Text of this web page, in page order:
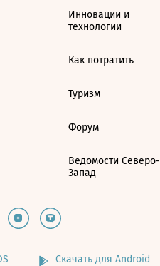
Инновации и
технологии
Как потратить
Туризм
Форум
Ведомости Северо-
Запад
Скачать для Android